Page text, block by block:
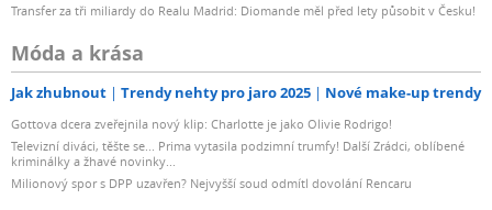
Transfer za tři miliardy do Realu Madrid: Diomande měl před lety působit v Česku!
Móda a krása
Jak zhubnout Trendy nehty pro jaro 2025 Nové make-up trendy
Gottova dcera zveřejnila nový klip: Charlotte je jako Olivie Rodrigo!
Televizní diváci, těšte se... Prima vytasila podzimní trumfy! Další Zrádci, oblíbené
kriminálky a žhavé novinky...
Milionový spor s DPP uzavřen? Nejvyšší soud odmítl dovolání Rencaru